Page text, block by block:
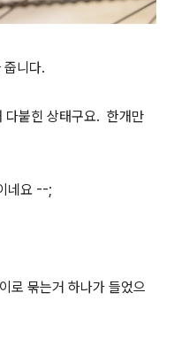
니다.
다붙힌 상태구요. 한개만
네요 --;
로 묶는거 하나가 들었으